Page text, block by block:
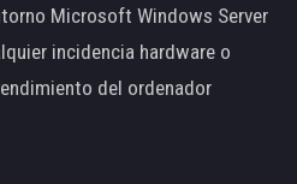
Microsoft Windows Server
incidencia hardware o
del ordenador